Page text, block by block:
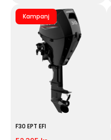
Kampanj
F30 EPT EFI